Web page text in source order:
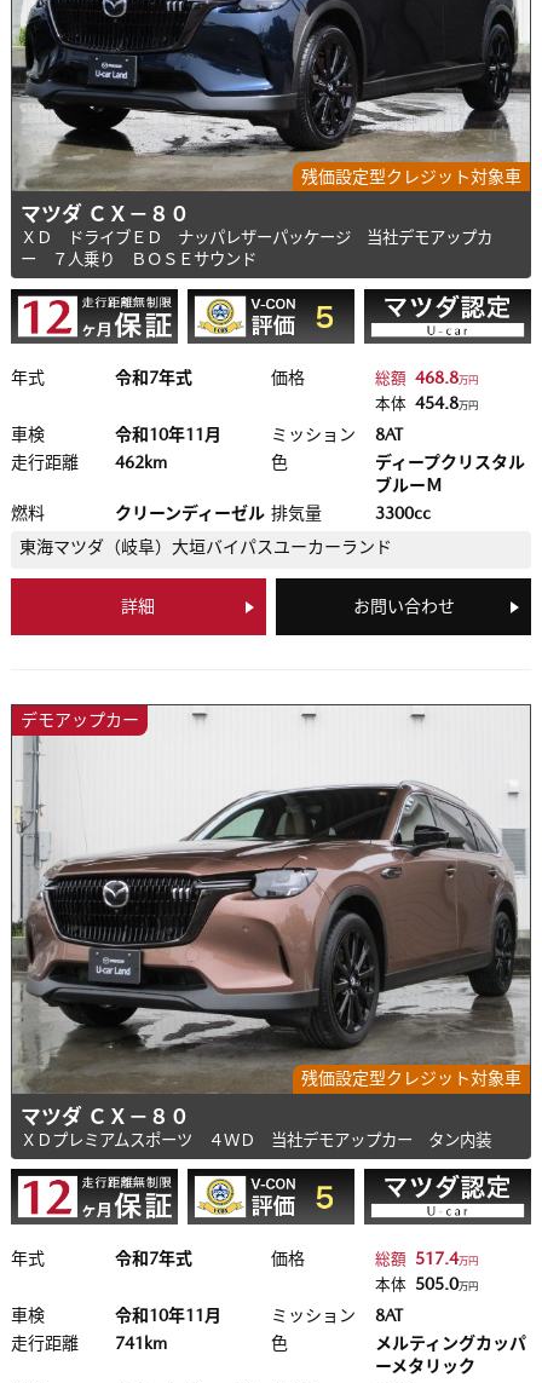
残価設定型クレジット対象車
マツダ ＣＸ－８０
ＸＤ ドライブＥＤ ナッパレザーパッケージ 当社デモアップカ
ー ７人乗り ＢＯＳＥサウンド
年式 令和7年式 価格 総額 468.8万円
本体 454.8万円
車検 令和10年11月 ミッション
8AT
走行距離
462km 色
ディープクリスタル
ブルーＭ
燃料
クリーンディーゼル 排気量
3300cc
東海マツダ（岐阜） 大垣バイパスユーカーランド
詳細 お問い合わせ
デモアップカー
残価設定型クレジット対象車
マツダ ＣＸ－８０
ＸＤプレミアムスポーツ ４ＷＤ 当社デモアップカー タン内装
年式 令和7年式 価格 総額 517.4万円
本体 505.0万円
車検 令和10年11月 ミッション
8AT
走行距離
741km 色
メルティングカッパ
ーメタリック